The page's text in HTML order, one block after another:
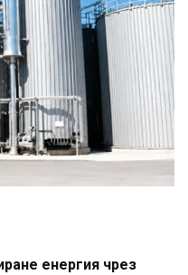
енергия чрез